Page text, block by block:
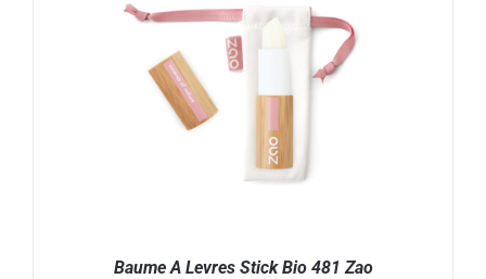
Baume A Levres Stick Bio 481 Zao